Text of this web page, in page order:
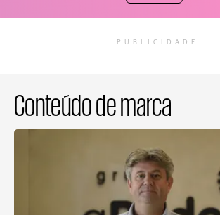
PUBLICIDADE
Conteúdo de marca